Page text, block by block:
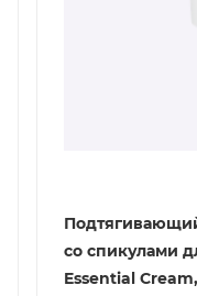
со спикулами
Essential